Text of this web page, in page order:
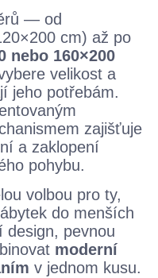
— od
cm) až po
nebo 160×200
velikost a
jeho potřebám.
zajišťuje
a zaklopení
pohybu.
volbou pro ty,
do menších
pevnou
moderní
v jednom kusu.